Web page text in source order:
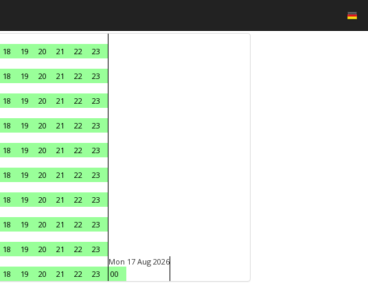
18 19 20 21 22
23
18 19 20 21 22
23
18 19 20 21 22
23
18 19 20 21 22
23
18 19 20 21 22
23
18 19 20 21 22
23
18 19 20 21 22
23
18 19 20 21 22
23
18 19 20 21 22
23
18 19 20 21 22 23
Mon 17 Aug 2026
00